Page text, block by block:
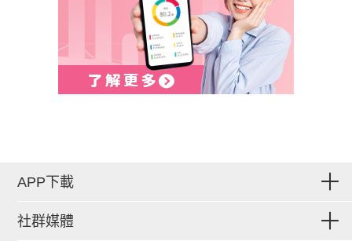
APP下載
社群媒體